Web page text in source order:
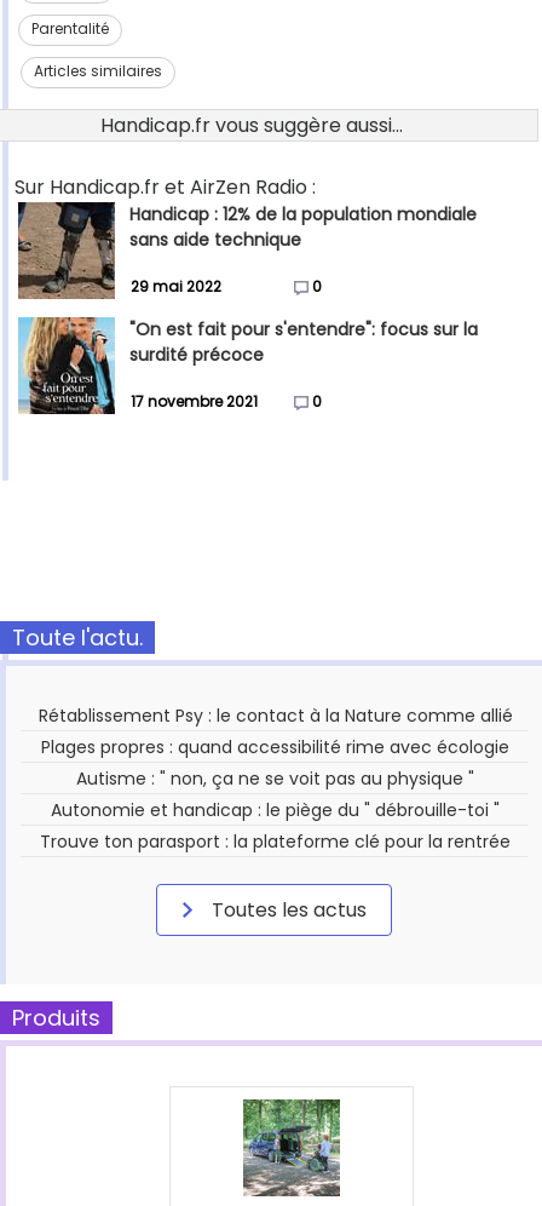
Parentalité
Articles similaires
Handicap.fr vous suggère aussi...
Sur Handicap.fr et AirZen Radio :
Handicap : 12% de la population mondiale
sans aide technique
29 mai 2022 0
"On est fait pour s'entendre": focus sur la
surdité précoce
17 novembre 2021 0
Toute l'actu.
Rétablissement Psy : le contact à la Nature comme allié
Plages propres : quand accessibilité rime avec écologie
Autisme : " non, ça ne se voit pas au physique "
Autonomie et handicap : le piège du " débrouille-toi "
Trouve ton parasport : la plateforme clé pour la rentrée
Toutes les actus
Produits